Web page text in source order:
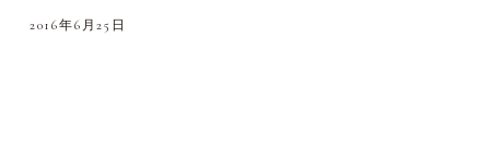
2016年6月25日